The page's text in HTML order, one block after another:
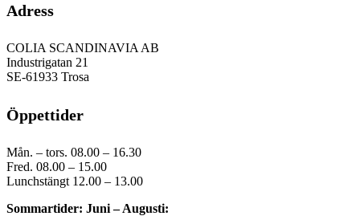
Adress
COLIA SCANDINAVIA AB
Industrigatan 21
SE-61933 Trosa
Öppettider
Mån. – tors. 08.00 – 16.30
Fred. 08.00 – 15.00
Lunchstängt 12.00 – 13.00
Sommartider: Juni – Augusti: